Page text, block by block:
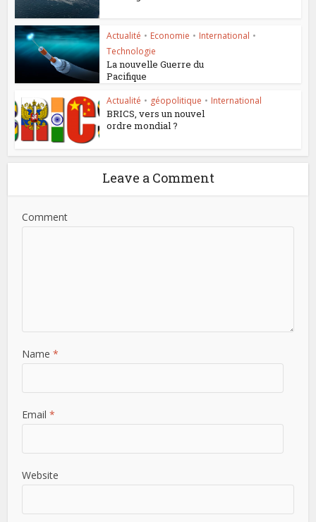
Actualité • Economie • International •
Technologie
La nouvelle Guerre du
Pacifique
Actualité • géopolitique • International
BRICS, vers un nouvel
ordre mondial ?
Leave a Comment
Comment
Name *
Email *
Website